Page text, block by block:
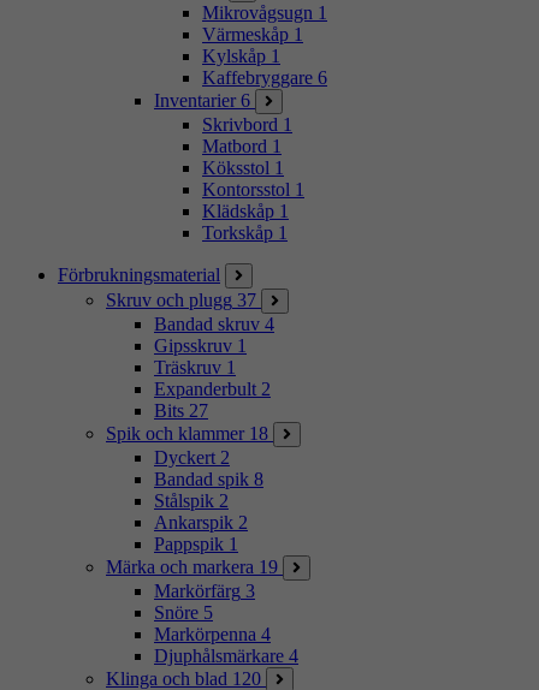
Mikrovågsugn 1
Värmeskåp 1
Kylskåp 1
Kaffebryggare 6
Inventarier 6
Skrivbord 1
Matbord 1
Köksstol 1
Kontorsstol 1
Klädskåp 1
Torkskåp 1
Förbrukningsmaterial
Skruv och plugg 37
Bandad skruv 4
Gipsskruv 1
Träskruv 1
Expanderbult 2
Bits 27
Spik och klammer 18
Dyckert 2
Bandad spik 8
Stålspik 2
Ankarspik 2
Pappspik 1
Märka och markera 19
Markörfärg 3
Snöre 5
Markörpenna 4
Djuphålsmärkare 4
Klinga och blad 120